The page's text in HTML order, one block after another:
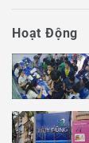
Hoạt Động